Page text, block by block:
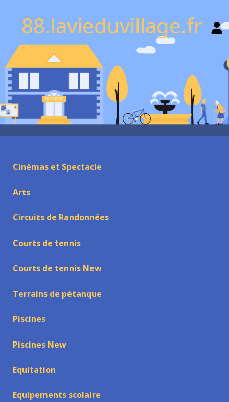
88.lavieduvillage.fr
Cinémas et Spectacle
Arts
Circuits de Randonnées
Courts de tennis
Courts de tennis New
Terrains de pétanque
Piscines
Piscines New
Equitation
Equipements scolaire